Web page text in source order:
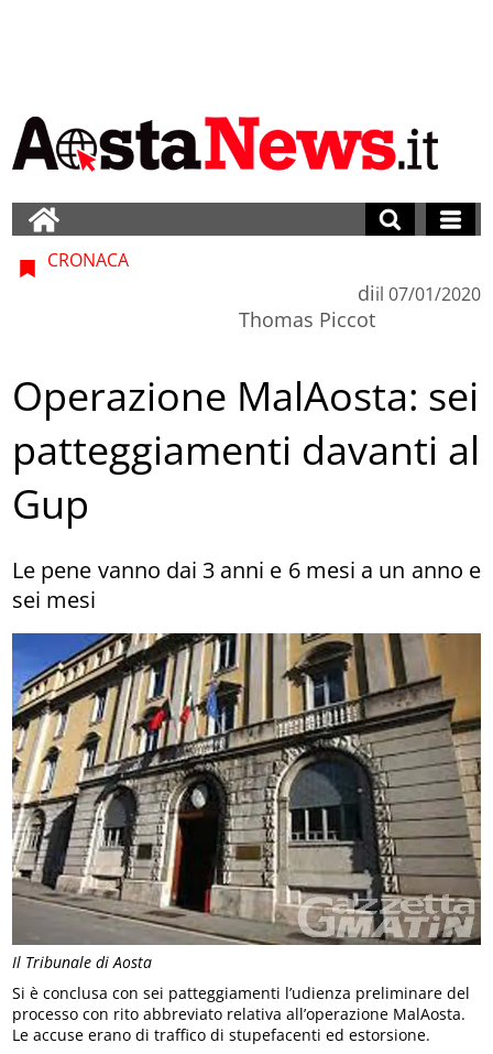
Il Tribunale di Aosta
CRONACA
di
Thomas Piccot
il 07/01/2020
Operazione MalAosta: sei
patteggiamenti davanti al
Gup
Le pene vanno dai 3 anni e 6 mesi a un anno e
sei mesi
Si è conclusa con sei patteggiamenti l’udienza preliminare del
processo con rito abbreviato relativa all’operazione MalAosta.
Le accuse erano di traffico di stupefacenti ed estorsione.